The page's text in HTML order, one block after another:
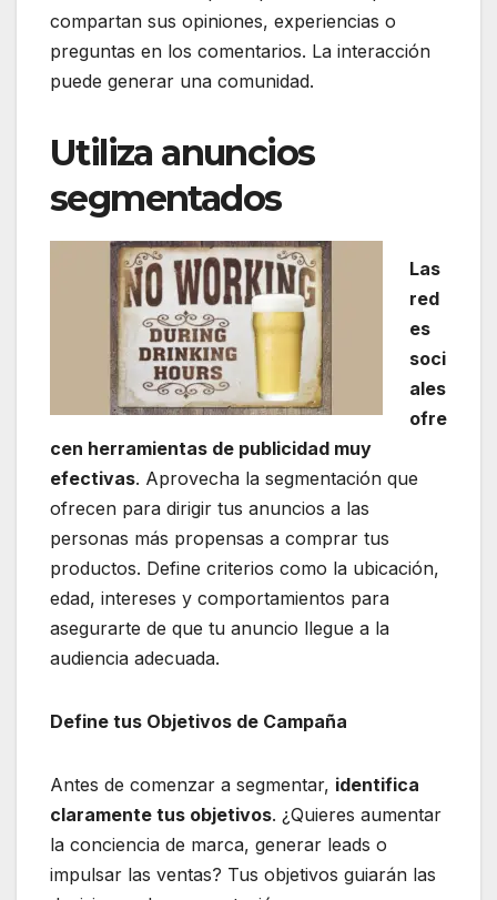
compartan sus opiniones, experiencias o
preguntas en los comentarios. La interacción
puede generar una comunidad.
Utiliza anuncios
segmentados
Las
red
es
soci
ales
ofre
cen herramientas de publicidad muy
efectivas. Aprovecha la segmentación que
ofrecen para dirigir tus anuncios a las
personas más propensas a comprar tus
productos. Define criterios como la ubicación,
edad, intereses y comportamientos para
asegurarte de que tu anuncio llegue a la
audiencia adecuada.
Define tus Objetivos de Campaña
Antes de comenzar a segmentar, identifica
claramente tus objetivos. ¿Quieres aumentar
la conciencia de marca, generar leads o
impulsar las ventas? Tus objetivos guiarán las